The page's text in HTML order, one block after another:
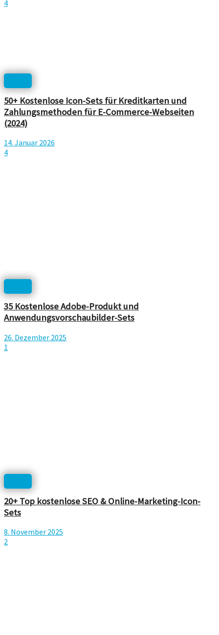
4
50+ Kostenlose Icon-Sets für Kreditkarten und
Zahlungsmethoden für E-Commerce-Webseiten
(2024)
14. Januar 2026
4
35 Kostenlose Adobe-Produkt und
Anwendungsvorschaubilder-Sets
26. Dezember 2025
1
20+ Top kostenlose SEO & Online-Marketing-Icon-
Sets
8. November 2025
2